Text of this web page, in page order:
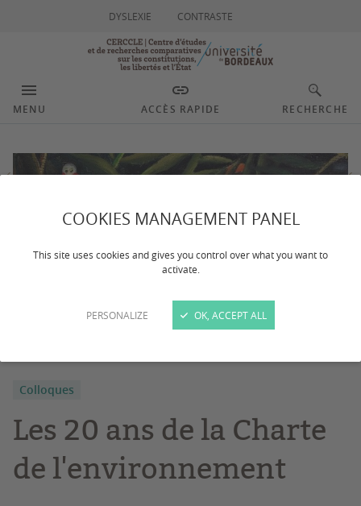
COOKIES MANAGEMENT PANEL
This site uses cookies and gives you control over what you want to
activate.
PERSONALIZE OK, ACCEPT ALL
DYSLEXIE CONTRASTE
MENU ACCÈS RAPIDE RECHERCHE
Colloques
Les 20 ans de la Charte
de l'environnement